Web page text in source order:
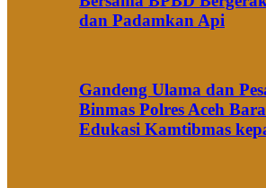
dan Padamkan Api
Gandeng Ulama dan
Binmas Polres Aceh
Edukasi Kamtibmas